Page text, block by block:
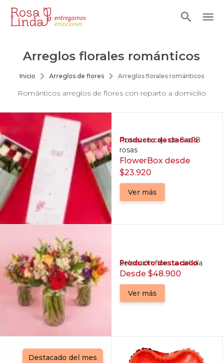
Arreglos florales románticos
Inicio Arreglos de flores Arreglos florales románticos
Románticos arreglos de flores con reparto a domicilio
Producto destacado
Rosas en caja de 8 a 18
rosas
FlowerBox desde
$23.920
Ver más
Producto destacado
Selección florista del día
Desde $48.900
Ver más
Destacado del mes